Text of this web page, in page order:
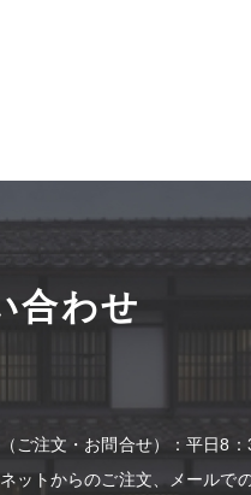
合わせ
ご注⽂・お問合せ）：平⽇8
ットからのご注⽂、メールで